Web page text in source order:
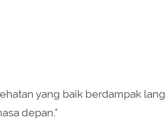
yang baik berdampak
depan.”